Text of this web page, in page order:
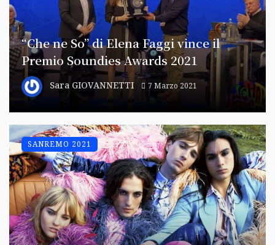
“Che ne So” di Elena Faggi vince il
Premio Soundies Awards 2021
Sara GIOVANNETTI 7 Marzo 2021
SANREMO 2021